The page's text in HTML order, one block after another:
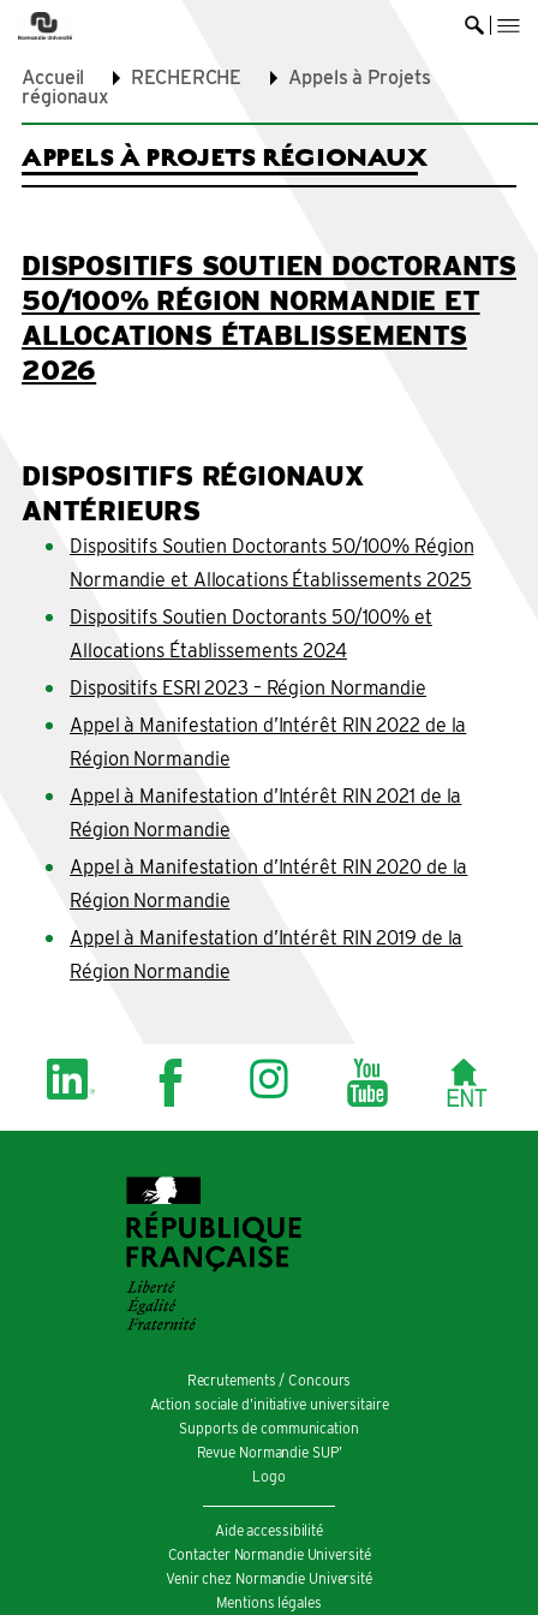
Accueil RECHERCHE
Appels à Projets
régionaux
APPELS À PROJETS RÉGIONAUX
DISPOSITIFS SOUTIEN DOCTORANTS
50/100% RÉGION NORMANDIE ET
ALLOCATIONS ÉTABLISSEMENTS
2026
DISPOSITIFS RÉGIONAUX
ANTÉRIEURS
Dispositifs Soutien Doctorants 50/100% Région
Normandie et Allocations Établissements 2025
Dispositifs Soutien Doctorants 50/100% et
Allocations Établissements 2024
Dispositifs ESRI 2023 – Région Normandie
Appel à Manifestation d’Intérêt RIN 2022 de la
Région Normandie
Appel à Manifestation d’Intérêt RIN 2021 de la
Région Normandie
Appel à Manifestation d’Intérêt RIN 2020 de la
Région Normandie
Appel à Manifestation d’Intérêt RIN 2019 de la
Région Normandie
Recrutements / Concours
Action sociale d’initiative universitaire
Supports de communication
Revue Normandie SUP’
Logo
Aide accessibilité
Contacter Normandie Université
Venir chez Normandie Université
Mentions légales